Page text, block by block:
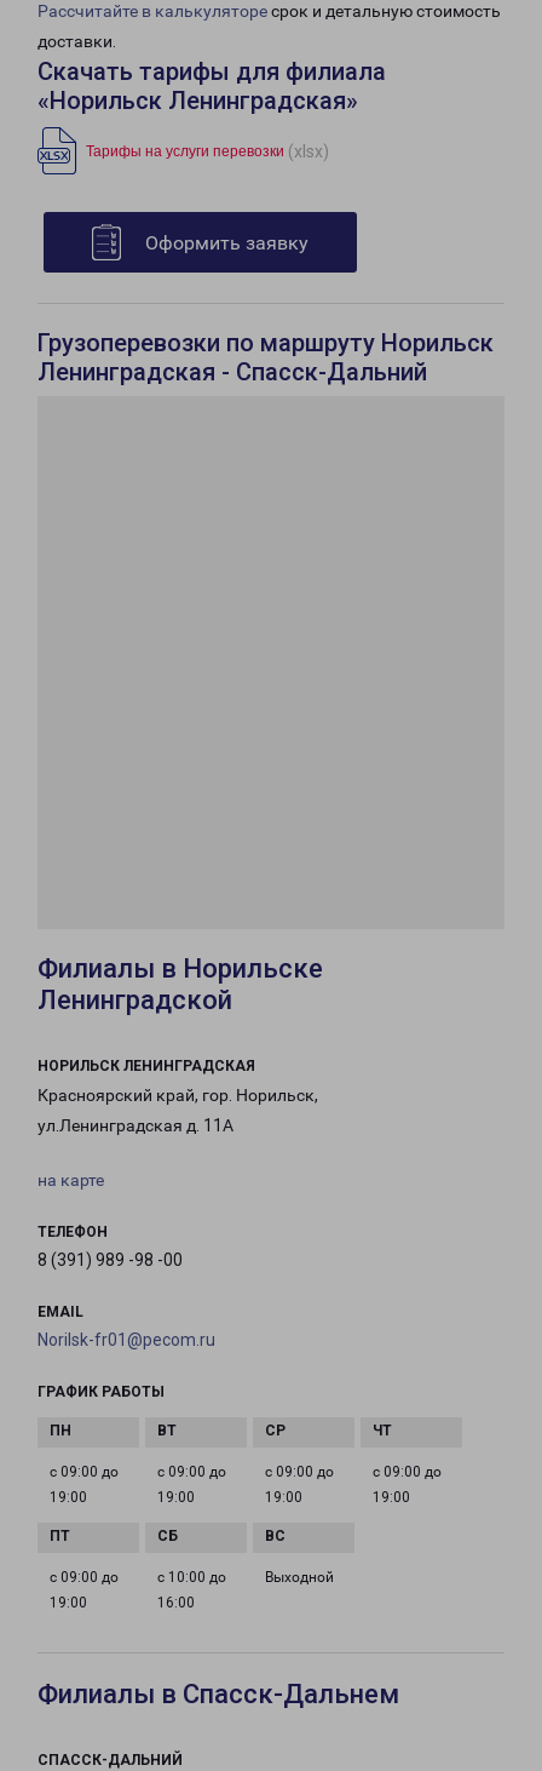
Рассчитайте в калькуляторесрок и детальную стоимость
доставки.
Скачать тарифы для филиала
«Норильск Ленинградская»
Тарифы на услуги перевозки (xlsx)
Оформить заявку
Грузоперевозки по маршруту Норильск
Ленинградская - Спасск-Дальний
Филиалы в Норильске
Ленинградской
НОРИЛЬСК ЛЕНИНГРАДСКАЯ
Красноярский край, гор. Норильск,
ул.Ленинградская д. 11А
на карте
ТЕЛЕФОН
8 (391) 989 -98 -00
EMAIL
Norilsk-fr01@pecom.ru
ГРАФИК РАБОТЫ
с 09:00 до
19:00
с 09:00 до
19:00
с 09:00 до
19:00
с 09:00 до
19:00
с 09:00 до
19:00
с 10:00 до
16:00
Выходной
Филиалы в Спасск-Дальнем
СПАССК-ДАЛЬНИЙ